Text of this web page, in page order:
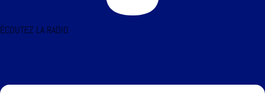
ÉCOUTEZ LA RADIO